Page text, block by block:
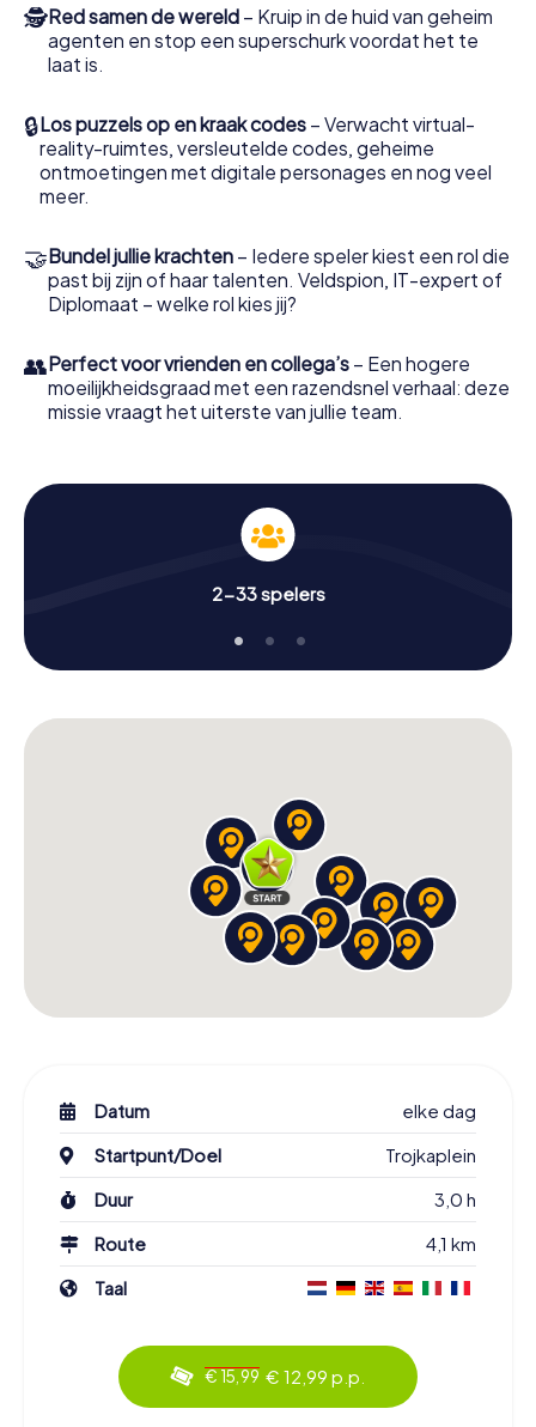
jezelf en jouw team in de hoogste score van Boergas en
krijg toegang tot jouw eigen fotogalerij. De escape game
van myCityHunt verandert Boergas in jouw eigen
wereld van spionage en geheime agenten en verander
Boergas in een escaperoom in de buitenlucht!
🕵Red samen de wereld – Kruip in de huid van geheim
agenten en stop een superschurk voordat het te
laat is.
🔒Los puzzels op en kraak codes – Verwacht virtual-
reality-ruimtes, versleutelde codes, geheime
ontmoetingen met digitale personages en nog veel
meer.
🤝Bundel jullie krachten – Iedere speler kiest een rol die
past bij zijn of haar talenten. Veldspion, IT-expert of
Diplomaat – welke rol kies jij?
👥Perfect voor vrienden en collega’s – Een hogere
moeilijkheidsgraad met een razendsnel verhaal: deze
missie vraagt het uiterste van jullie team.
2-33 spelers
Datum
elke dag
Startpunt/Doel
Trojkaplein
Duur
3,0 h
Route
4,1 km
Taal
€ 15,99 € 12,99 p.p.